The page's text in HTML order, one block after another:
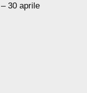
30 aprile